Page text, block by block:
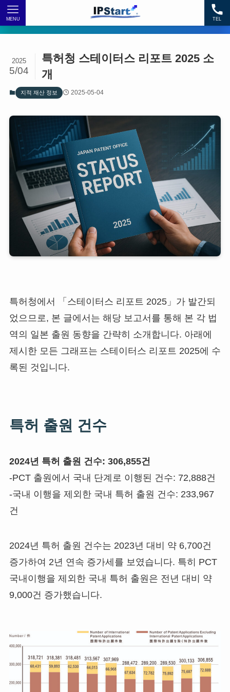
TEL
MENU
특허청 스테이터스 리포트 2025 소
개
2025
5/04
지적 재산 정보 2025-05-04
특허청에서 「스테이터스 리포트 2025」가 발간되
었으므로, 본 글에서는 해당 보고서를 통해 본 각 법
역의 일본 출원 동향을 간략히 소개합니다. 아래에
제시한 모든 그래프는 스테이터스 리포트 2025에 수
록된 것입니다.
특허 출원 건수
2024년 특허 출원 건수: 306,855건
‐PCT 출원에서 국내 단계로 이행된 건수: 72,888건
‐국내 이행을 제외한 국내 특허 출원 건수: 233,967
건
2024년 특허 출원 건수는 2023년 대비 약 6,700건
증가하여 2년 연속 증가세를 보였습니다. 특히 PCT
국내이행을 제외한 국내 특허 출원은 전년 대비 약
9,000건 증가했습니다.